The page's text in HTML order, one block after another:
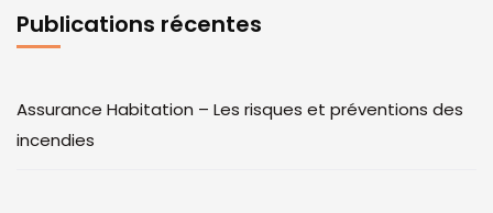
Publications récentes
Assurance Habitation – Les risques et préventions des
incendies